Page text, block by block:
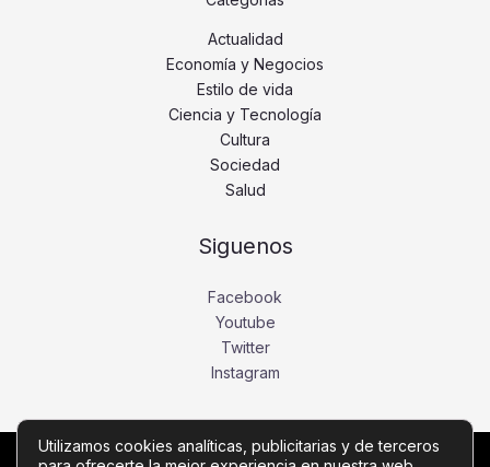
Actualidad
Economía y Negocios
Estilo de vida
Ciencia y Tecnología
Cultura
Sociedad
Salud
Siguenos
Facebook
Youtube
Twitter
Instagram
Utilizamos cookies analíticas, publicitarias y de terceros